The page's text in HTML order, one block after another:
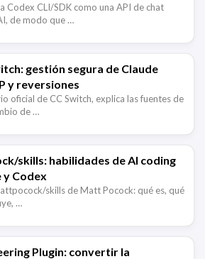
Codex CLI/SDK como una API de chat
de modo que …
gestión segura de Claude
y reversiones
oficial de CC Switch, explica las fuentes de
de …
skills: habilidades de AI coding
y Codex
skills de Matt Pocock: qué es, qué
…
Plugin: convertir la